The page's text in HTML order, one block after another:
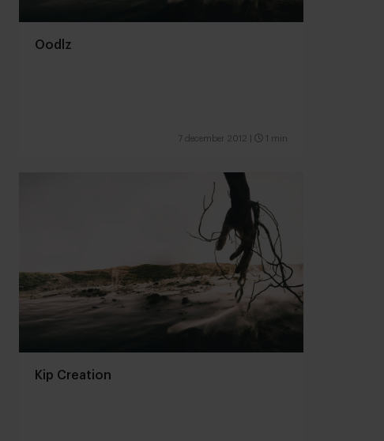
Oodlz
7 december 2012 1 min
Kip Creation